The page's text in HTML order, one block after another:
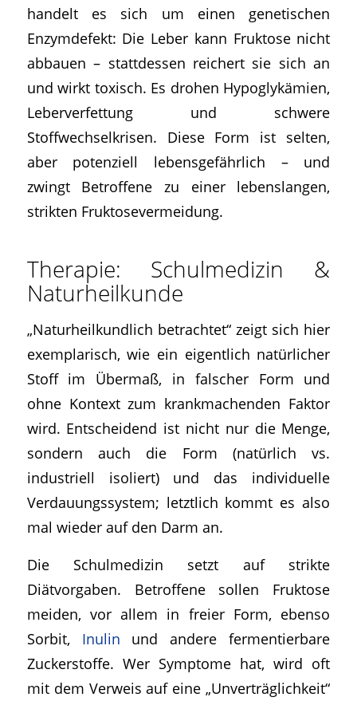
handelt es sich um einen genetischen
Enzymdefekt: Die Leber kann Fruktose nicht
abbauen – stattdessen reichert sie sich an
und wirkt toxisch. Es drohen Hypoglykämien,
Leberverfettung und schwere
Stoffwechselkrisen. Diese Form ist selten,
aber potenziell lebensgefährlich – und
zwingt Betroffene zu einer lebenslangen,
strikten Fruktosevermeidung.
Therapie: Schulmedizin &
Naturheilkunde
„Naturheilkundlich betrachtet“ zeigt sich hier
exemplarisch, wie ein eigentlich natürlicher
Stoff im Übermaß, in falscher Form und
ohne Kontext zum krankmachenden Faktor
wird. Entscheidend ist nicht nur die Menge,
sondern auch die Form (natürlich vs.
industriell isoliert) und das individuelle
Verdauungssystem; letztlich kommt es also
mal wieder auf den Darm an.
Die Schulmedizin setzt auf strikte
Diätvorgaben. Betroffene sollen Fruktose
meiden, vor allem in freier Form, ebenso
Sorbit, Inulin und andere fermentierbare
Zuckerstoffe. Wer Symptome hat, wird oft
mit dem Verweis auf eine „Unverträglichkeit“